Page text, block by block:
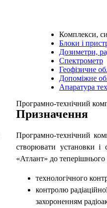
Комплекси,
Блоки і
Дозиметри,
Спектрометр
Геофізичне
Допоміжне
Апаратура
Програмно-технічний
Призначення
Програмно-технічний
створювати установки
«Атлант» до теперішнього
технологічного
контролю
захороненням